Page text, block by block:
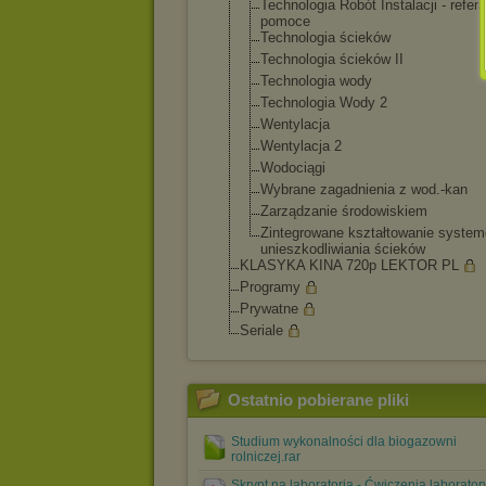
Technologia Robót Instalacji -
pomoce
Technologia ścieków
Technologia ścieków II
Technologia wody
Technologia Wody 2
Wentylacja
Wentylacja 2
Wodociągi
Wybrane zagadnienia z wod.-kan
Zarządzanie środowiskiem
Zintegrowane kształtowanie
unieszkodliwiania ścieków
KLASYKA KINA 720p LEKTOR PL
Programy
Prywatne
Seriale
Ostatnio pobierane pliki
Studium wykonalności dla biogazowni
rolniczej.rar